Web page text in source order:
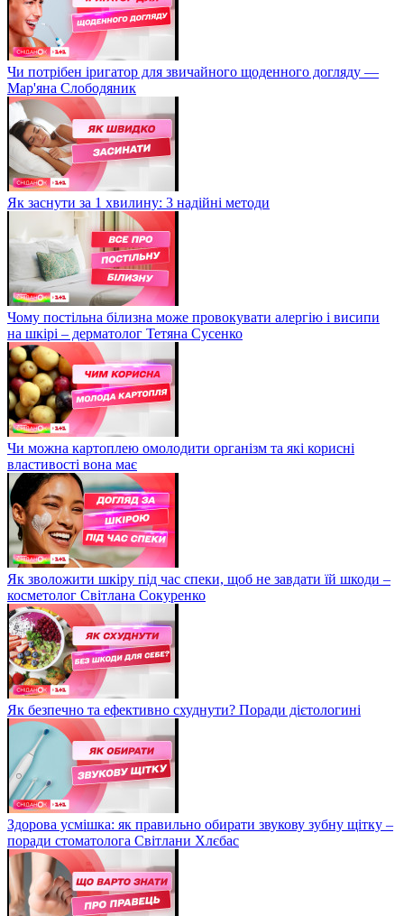
Чи потрібен іригатор для звичайного щоденного догляду —
Мар'яна Слободяник
Як заснути за 1 хвилину: 3 надійні методи
Чому постільна білизна може провокувати алергію і висипи
на шкірі – дерматолог Тетяна Сусенко
Чи можна картоплею омолодити організм та які корисні
властивості вона має
Як зволожити шкіру під час спеки, щоб не завдати їй шкоди –
косметолог Світлана Сокуренко
Як безпечно та ефективно схуднути? Поради дієтологині
Здорова усмішка: як правильно обирати звукову зубну щітку –
поради стоматолога Світлани Хлєбас